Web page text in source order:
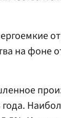
на фоне
года.